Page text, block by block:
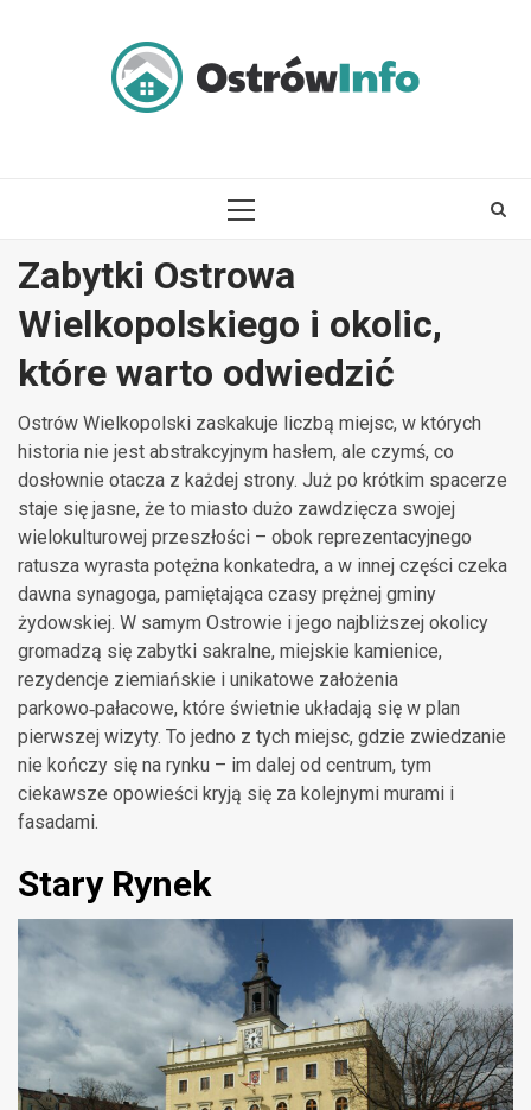
PRIMARY
Zabytki Ostrowa
Wielkopolskiego i okolic,
które warto odwiedzić
Ostrów Wielkopolski zaskakuje liczbą miejsc, w których
historia nie jest abstrakcyjnym hasłem, ale czymś, co
dosłownie otacza z każdej strony. Już po krótkim spacerze
staje się jasne, że to miasto dużo zawdzięcza swojej
wielokulturowej przeszłości – obok reprezentacyjnego
ratusza wyrasta potężna konkatedra, a w innej części czeka
dawna synagoga, pamiętająca czasy prężnej gminy
żydowskiej. W samym Ostrowie i jego najbliższej okolicy
gromadzą się zabytki sakralne, miejskie kamienice,
rezydencje ziemiańskie i unikatowe założenia
parkowo‑pałacowe, które świetnie układają się w plan
pierwszej wizyty. To jedno z tych miejsc, gdzie zwiedzanie
nie kończy się na rynku – im dalej od centrum, tym
ciekawsze opowieści kryją się za kolejnymi murami i
fasadami.
Stary Rynek